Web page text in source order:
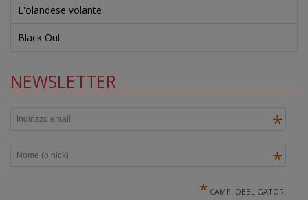
L'olandese volante
Black Out
NEWSLETTER
*
*
* CAMPI OBBLIGATORI